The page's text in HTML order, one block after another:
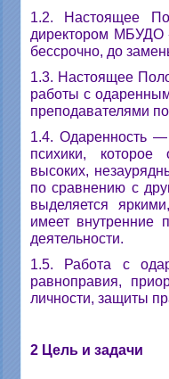
1.2. Настоящее
директором МБУДО
бессрочно, до
1.3. Настоящее
работы с
преподавателями по
1.4. Одаренность —
психики, которое
высоких,
по сравнению с
выделяется
имеет внутренние
деятельности.
1.5. Работа с
равноправия,
личности, защиты
2 Цель и задачи